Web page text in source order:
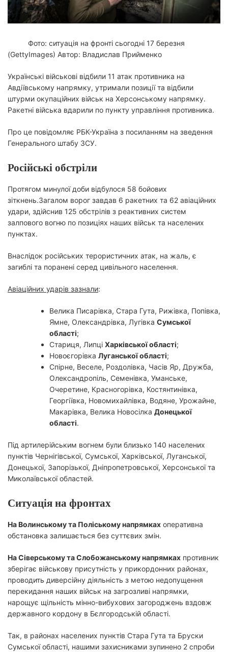
ч
н
Фото: ситуація на фронті сьогодні 17 березня
(GettyImages) Автор: Владислав Прийменко
Українські військові відбили 11 атак противника на
Авдіївському напрямку, утримали позиції та відбили
штурми окупаційних військ на Херсонському напрямку.
Ракетні війська вдарили по пункту управління противника.
Про це повідомляє РБК-Україна з посиланням на зведення
Генерального штабу ЗСУ.
Російські обстріли
Протягом минулої доби відбулося 58 бойових
зіткнень.Загалом ворог завдав 6 ракетних та 62 авіаційних
удари, здійснив 125 обстрілів з реактивних систем
залпового вогню по позиціях наших військ та населених
пунктах.
Внаслідок російських терористичних атак, на жаль, є
загиблі та поранені серед цивільного населення.
Авіаційних ударів зазнали:
Велика Писарівка, Стара Гута, Рижівка, Попівка,
Ямне, Олександрівка, Лугівка Сумської
області;
Стариця, Липці Харківської області;
Новоєгорівка Луганської області;
Спірне, Веселе, Роздолівка, Часів Яр, Дружба,
Олександропіль, Семенівка, Уманське,
Очеретине, Красногорівка, Костянтинівка,
Георгіївка, Новомихайлівка, Водяне, Урожайне,
Макарівка, Велика Новосілка Донецької
області.
Під артилерійським вогнем були близько 140 населених
пунктів Чернігівської, Сумської, Харківської, Луганської,
Донецької, Запорізької, Дніпропетровської, Херсонської та
Миколаївської областей.
Ситуація на фронтах
На Волинському та Поліському напрямках оперативна
обстановка залишається без суттєвих змін.
На Сіверському та Слобожанському напрямках противник
зберігає військову присутність у прикордонних районах,
проводить диверсійну діяльність з метою недопущення
перекидання наших військ на загрозливі напрямки,
нарощує щільність мінно-вибухових загороджень вздовж
державного кордону в Бєлгородській області.
Так, в районах населених пунктів Стара Гута та Бруски
Сумської області, нашими захисниками зупинено 2 спроби